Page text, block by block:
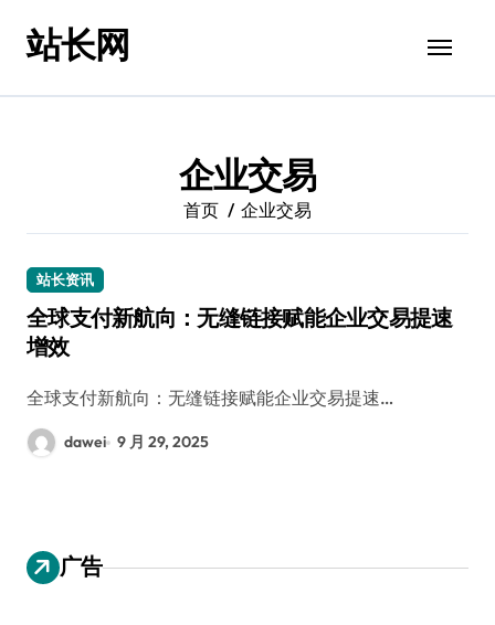
站长网
企业交易
首页 企业交易
站长资讯
全球支付新航向：无缝链接赋能企业交易提速
增效
全球支付新航向：无缝链接赋能企业交易提速…
dawei 9 月 29, 2025
广告